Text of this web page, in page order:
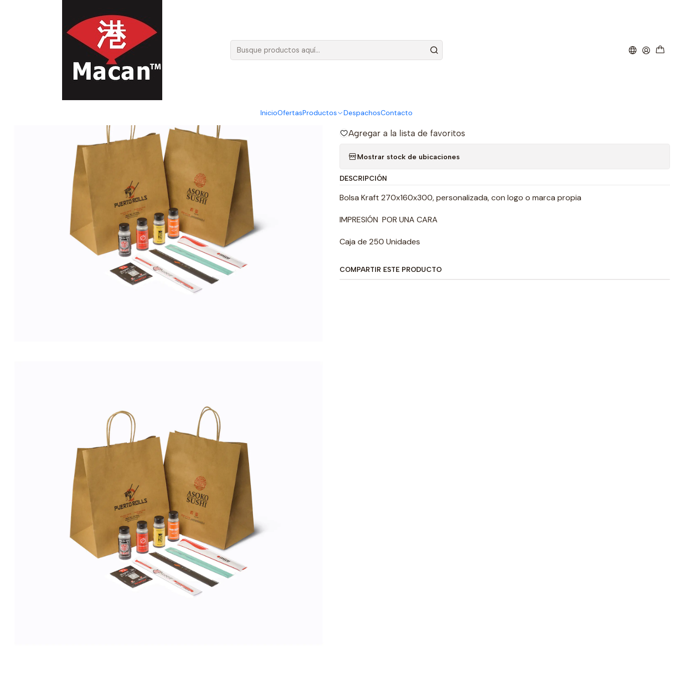
InicioOfertasProductos DespachosContacto
Bolsa Kraft Personalizada, con logo o marca propia 250 Unidades x Caja- (Precio más IVA)
Bolsa Kraft Personalizada, con logo
Caja- (Precio más IVA)
Agregar a la lista de favoritos
Mostrar stock de ubicaciones
DESCRIPCIÓN
Bolsa Kraft 270x160x300, personalizada, con logo o marca propia
IMPRESIÓN POR UNA CARA
Caja de 250 Unidades
COMPARTIR ESTE PRODUCTO